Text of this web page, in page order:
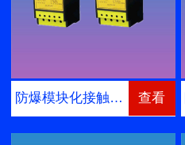
防爆模块化接触… 查看